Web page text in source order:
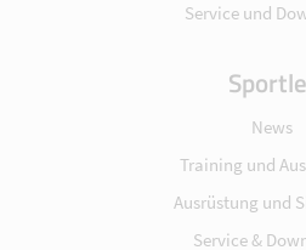
Service und
News
Training und
Ausrüstung und
Service &